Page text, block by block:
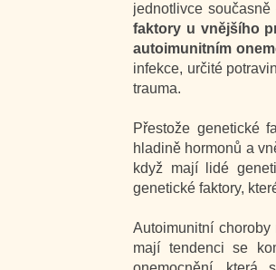
jednotlivce současně
faktory u vnějšího
autoimunitním
infekce, určité
trauma.
Přestože genetické
hladině hormonů a
když mají lidé
genetické faktory,
Autoimunitní
mají tendenci se